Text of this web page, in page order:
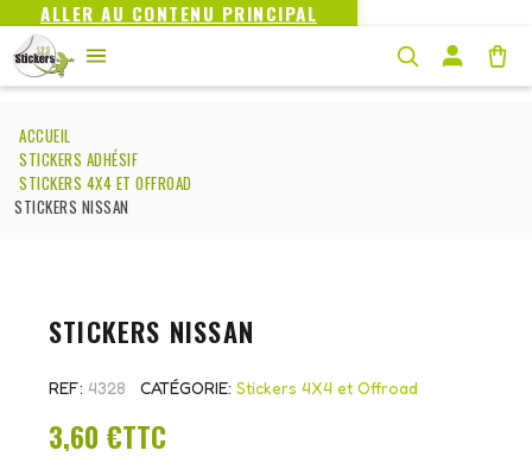
ALLER AU CONTENU PRINCIPAL
ACCUEIL
STICKERS ADHÉSIF
STICKERS 4X4 ET OFFROAD
STICKERS NISSAN
STICKERS NISSAN
REF 4328 CATÉGORIE Stickers 4X4 et Offroad
3,60 €TTC